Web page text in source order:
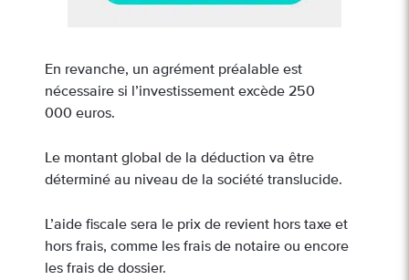
En revanche, un agrément préalable est
nécessaire si l’investissement excède 250
000 euros.
Le montant global de la déduction va être
déterminé au niveau de la société translucide.
L’aide fiscale sera le prix de revient hors taxe et
hors frais, comme les frais de notaire ou encore
les frais de dossier.